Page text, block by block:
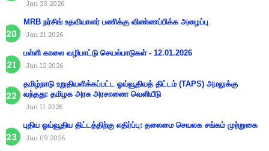
Jan 23 2026
MRB நர்சிங் உதவியாளர் பணிக்கு விண்ணப்பிக்க அழைப்பு
Jan 21 2026
பள்ளி காலை வழிபாட்டு செயல்பாடுகள் - 12.01.2026
Jan 12 2026
தமிழ்நாடு உறுதியளிக்கப்பட்ட ஓய்வூதியத் திட்டம் (TAPS) அமலுக்கு
வந்தது: தமிழக அரசு அரசாணை வெளியீடு
Jan 11 2026
புதிய ஓய்வூதிய திட்டத்திற்கு எதிர்ப்பு: தலைமை செயலக சங்கம் முற்றுகை
Jan 09 2026